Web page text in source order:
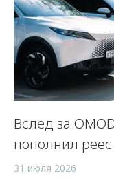
Вслед за
пополнил
31 июля 2026